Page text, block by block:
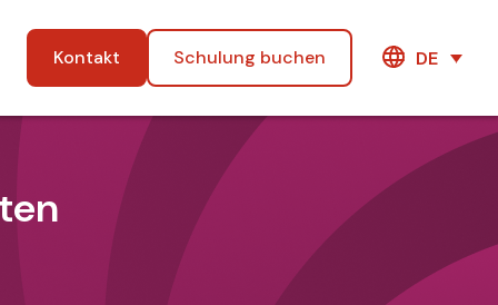
Kontakt Schulung buchen DE